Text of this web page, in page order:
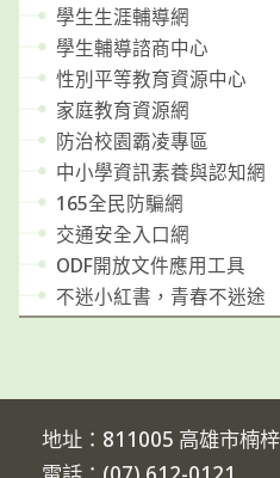
學生生涯輔導網
學生輔導諮商中心
性別平等教育資源中心
家庭教育資源網
防治校園霸凌專區
中小學資訊素養與認知網
165全民防騙網
交通安全入口網
ODF開放文件應用工具
不迷小紅書，青春不迷途
地址：811005 高雄市楠